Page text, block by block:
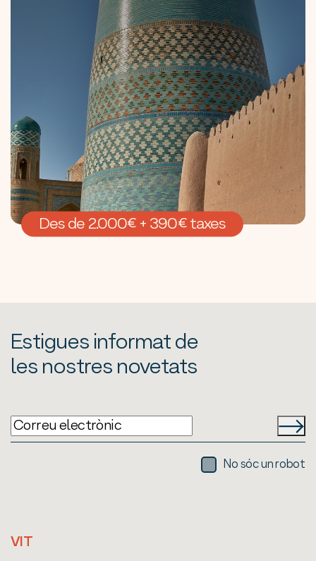
Des de 2.000€ + 390€ taxes
Estigues informat de
les nostres novetats
No sóc un robot
VIT